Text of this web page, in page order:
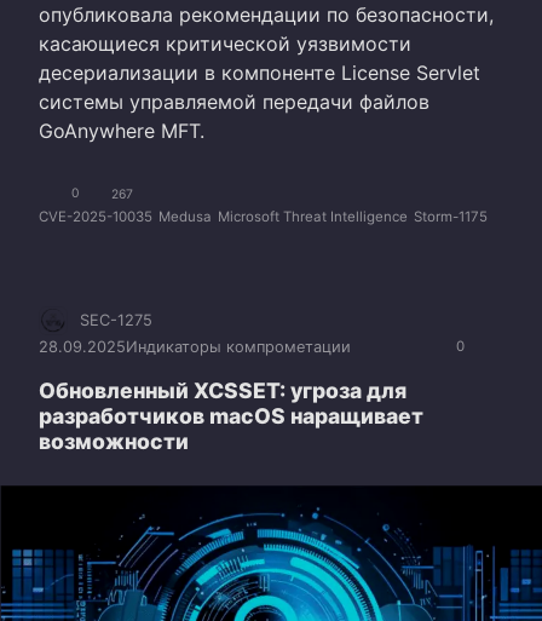
опубликовала рекомендации по безопасности,
касающиеся критической уязвимости
десериализации в компоненте License Servlet
системы управляемой передачи файлов
GoAnywhere MFT.
0 267
CVE-2025-10035 Medusa Microsoft Threat Intelligence Storm-1175
0
SEC-1275
28.09.2025Индикаторы компрометации
Обновленный XCSSET: угроза для
разработчиков macOS наращивает
возможности